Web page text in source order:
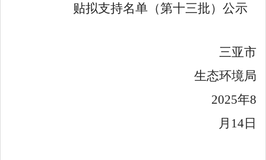
贴拟支持名单（第十三批）公示
三亚市
生态环境局
2025年8
月14日